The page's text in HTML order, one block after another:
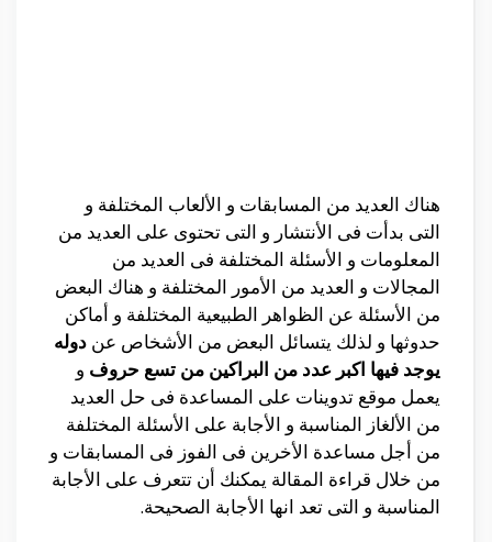
هناك العديد من المسابقات و الألعاب المختلفة و
التى بدأت فى الأنتشار و التى تحتوى على العديد من
المعلومات و الأسئلة المختلفة فى العديد من
المجالات و العديد من الأمور المختلفة و هناك البعض
من الأسئلة عن الظواهر الطبيعية المختلفة و أماكن
حدوثها و لذلك يتسائل البعض من الأشخاص عن دوله
يوجد فيها اكبر عدد من البراكين من تسع حروف و
يعمل موقع تدوينات على المساعدة فى حل العديد
من الألغاز المناسبة و الأجابة على الأسئلة المختلفة
من أجل مساعدة الأخرين فى الفوز فى المسابقات و
من خلال قراءة المقالة يمكنك أن تتعرف على الأجابة
المناسبة و التى تعد انها الأجابة الصحيحة.